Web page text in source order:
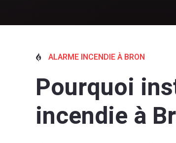
 ALARME INCENDIE À BRON
Pourquoi
incendie à